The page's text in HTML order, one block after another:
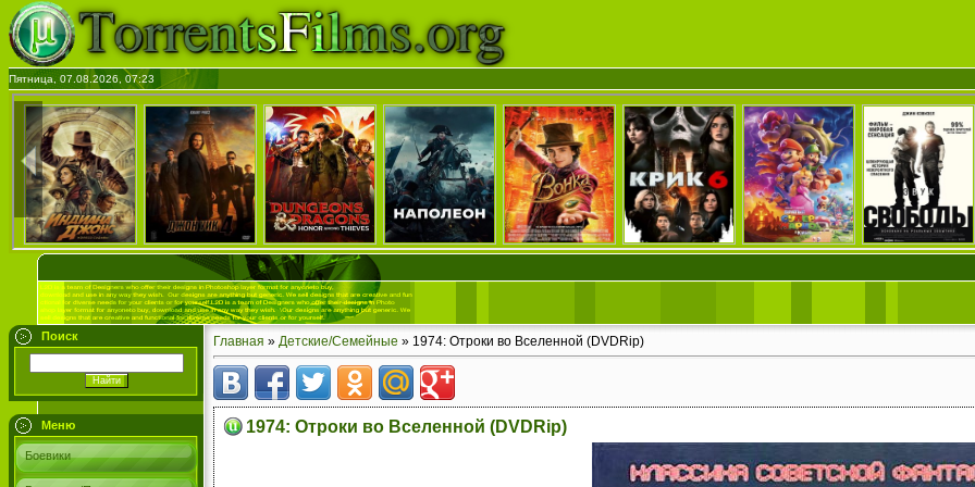
Пятница, 07.08.2026, 07:23
Поиск
Меню
Боевики
Главная » Детские/Семейные » 1974: Отроки во Вселенной (DVDRip)
1974: Отроки во Вселенной (DVDRip)